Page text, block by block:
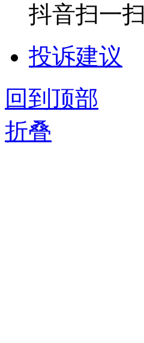
抖音扫一扫
投诉建议
回到顶部
折叠